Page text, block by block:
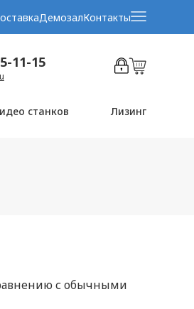
ДемозалКонтакты
11-15
станков Лизинг
с обычными